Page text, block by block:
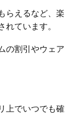
らえるなど、楽
れています。
の割引やウェア
上でいつでも確